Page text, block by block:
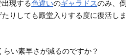
現する色違いのギャラドスのみ、倒
たりしても殿堂入りする度に復活しま
い素早さが減るのですか？